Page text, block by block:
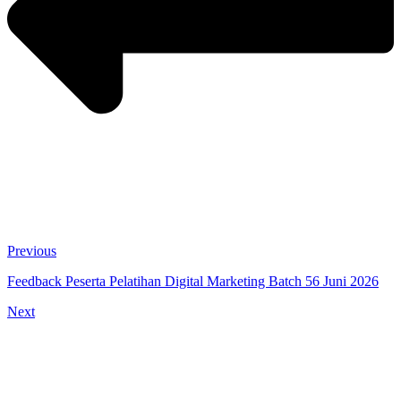
Previous
Feedback Peserta Pelatihan Digital Marketing Batch 56 Juni 2026
Next